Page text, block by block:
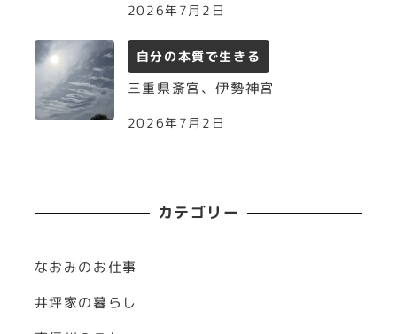
2026年7月2日
自分の本質で生きる
三重県斎宮、伊勢神宮
2026年7月2日
カテゴリー
なおみのお仕事
井坪家の暮らし